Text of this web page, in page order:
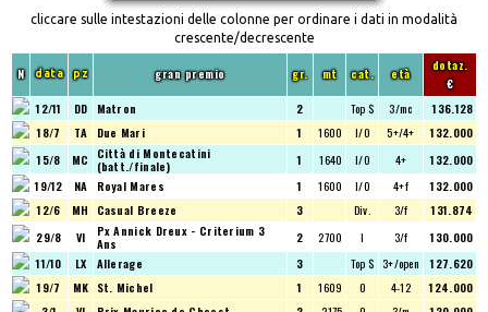
cliccare sulle intestazioni delle colonne per ordinare i dati in modalità
crescente/decrescente
N data pz gran premio gr. mt cat. età
dotaz.
€
12/11 DD Matron 2 Top $ 3/mc
136.128
18/7
TA Due Mari 1 1600 I/O 5+/4+
132.000
15/8
MC Città di Montecatini
(batt./finale) 1 1640 I/O 4+
132.000
19/12
NA Royal Mares 1 1600 I/O 4+f
132.000
12/6
MH Casual Breeze 3 Div. 3/f
131.874
29/8
VI Px Annick Dreux - Criterium 3
Ans 2 2700 I 3/f
130.000
11/10
LX Allerage 3 Top $ 3+/open
127.620
19/7
MK St. Michel 1 1609 O 4-12
124.000